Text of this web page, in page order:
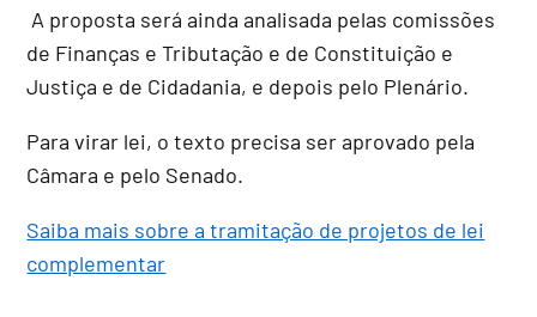
A proposta será ainda analisada pelas comissões
de Finanças e Tributação e de Constituição e
Justiça e de Cidadania, e depois pelo Plenário.
Para virar lei, o texto precisa ser aprovado pela
Câmara e pelo Senado.
Saiba mais sobre a tramitação de projetos de lei
complementar